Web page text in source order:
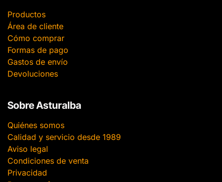
Productos
Área de cliente
Cómo comprar
Formas de pago
Gastos de envío
Devoluciones
Sobre Asturalba
Quiénes somos
Calidad y servicio desde 1989
Aviso legal
Condiciones de venta
Privacidad